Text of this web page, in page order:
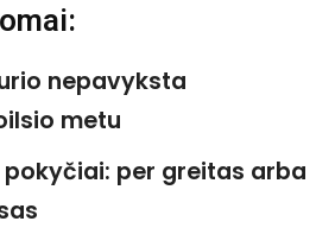
nepavyksta
metu
per greitas arba